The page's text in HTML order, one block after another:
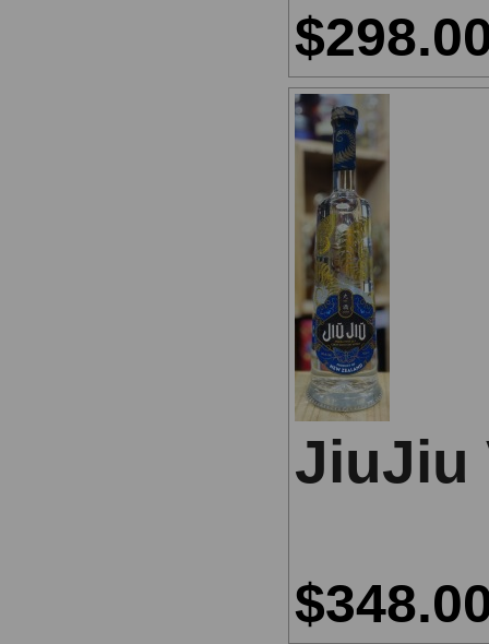
JiuJiu